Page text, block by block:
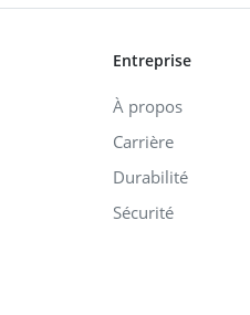
Entreprise
À propos
Carrière
Durabilité
Sécurité